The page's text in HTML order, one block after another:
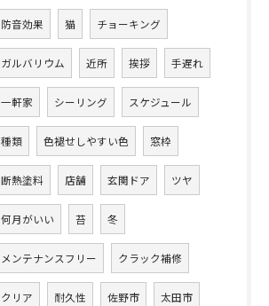
防音効果 猫 チョーキング
ガルバリウム 近所 挨拶 手遅れ
一軒家 シーリング スケジュール
種類 色褪せしやすい色 窓枠
断熱塗料 店舗 玄関ドア ツヤ
何月がいい 苔 冬
メンテナンスフリー クラック補修
クリア 耐久性 佐野市 太田市